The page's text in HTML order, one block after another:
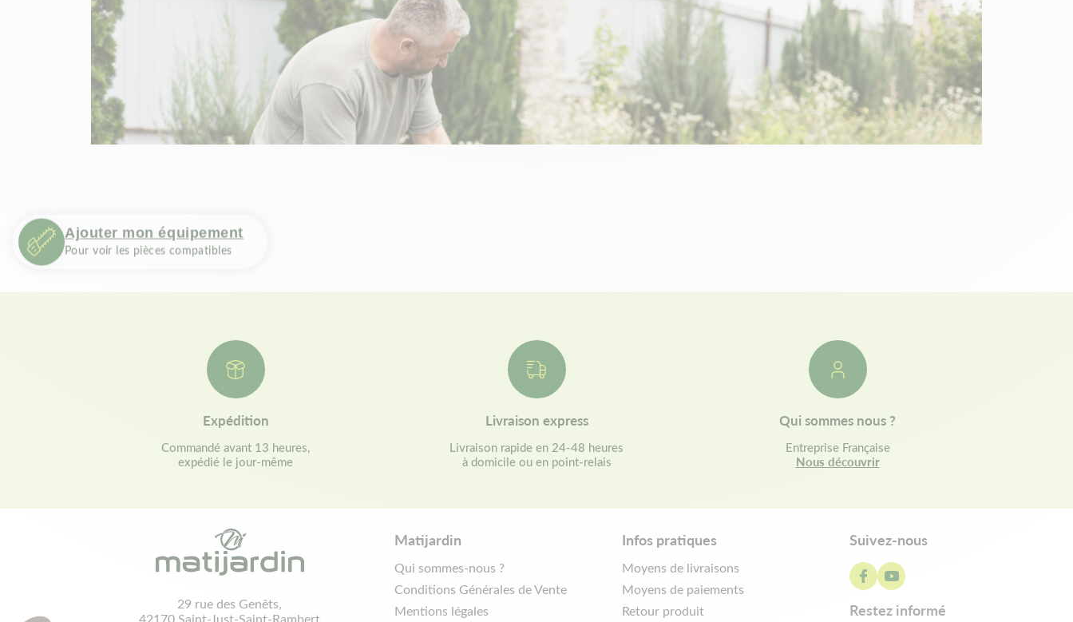
Ajouter mon équipement
Pour voir les pièces compatibles
Expédition
Commandé avant 13 heures,
expédié le jour-même
Livraison express
Livraison rapide en 24-48 heures
à domicile ou en point-relais
Qui sommes nous ?
Entreprise Française
Nous découvrir
29 rue des Genêts,
42170 Saint-Just-Saint-Rambert
Matijardin
Qui sommes-nous ?
Conditions Générales de Vente
Mentions légales
Infos pratiques
Moyens de livraisons
Moyens de paiements
Retour produit
Suivez-nous
restez informé